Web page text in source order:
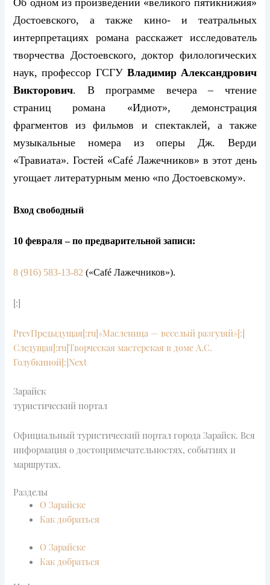
Об одном из произведений «великого пятикнижия»
Достоевского, а также кино- и театральных
интерпретациях романа расскажет исследователь
творчества Достоевского, доктор филологических
наук, профессор ГСГУ Владимир Александрович
Викторович. В программе вечера – чтение
страниц романа «Идиот», демонстрация
фрагментов из фильмов и спектаклей, а также
музыкальные номера из оперы Дж. Верди
«Травиата». Гостей «Café Лажечников» в этот день
угощает литературным меню «по Достоевскому».
Вход свободный
10 февраля – по предварительной записи:
8 (916) 583-13-82 («CaféЛажечников»).
[:]
PrevПредыдущая[:ru]»Масленица — веселый разгуляй»[:]
Следущая[:ru]Творческая мастерская в доме А.С.
Голубкиной[:]Next
Зарайск
туристический портал
Официальный туристический портал города Зарайск. Вся
информация о достопримечательностях, событиях и
маршрутах.
Разделы
О Зарайске
Как добраться
О Зарайске
Как добраться